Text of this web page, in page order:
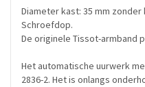
Diameter kast: 35 mm
Schroefdop.
De originele Tissot-armband
Het automatische uurwerk
2836-2. Het is onlangs